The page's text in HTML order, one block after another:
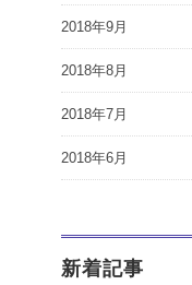
2018年9月
2018年8月
2018年7月
2018年6月
新着記事